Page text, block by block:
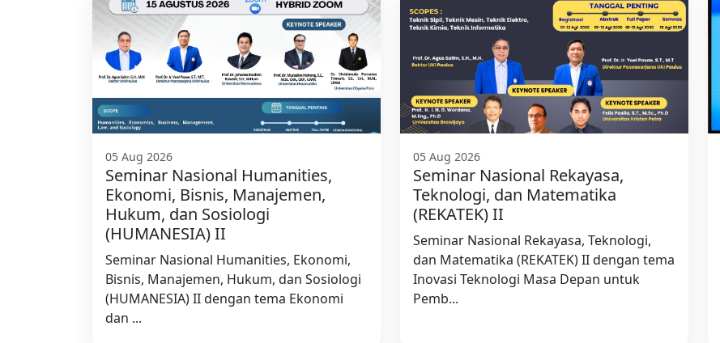
05 Aug 2026
Seminar Nasional Humanities,
Ekonomi, Bisnis, Manajemen,
Hukum, dan Sosiologi
(HUMANESIA) II
Seminar Nasional Humanities, Ekonomi,
Bisnis, Manajemen, Hukum, dan Sosiologi
(HUMANESIA) II dengan tema Ekonomi
dan ...
05 Aug 2026
Seminar Nasional Rekayasa,
Teknologi, dan Matematika
(REKATEK) II
Seminar Nasional Rekayasa, Teknologi,
dan Matematika (REKATEK) II dengan tema
Inovasi Teknologi Masa Depan untuk
Pemb...